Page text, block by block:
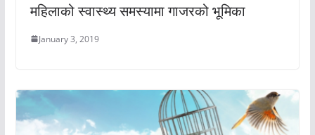
महिलाको स्वास्थ्य समस्यामा गाजरको भूमिका
January 3, 2019